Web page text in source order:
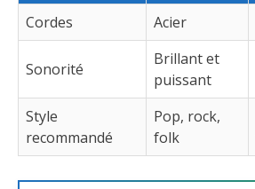
Cordes
Acier
Sonorité
Brillant et
puissant
Style
recommandé
Pop, rock,
folk